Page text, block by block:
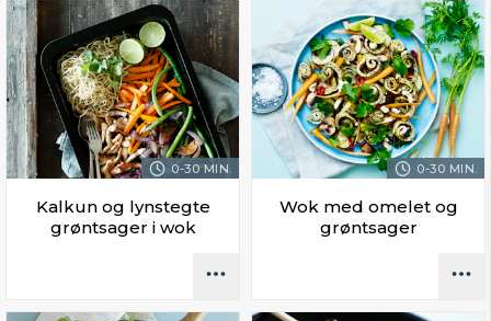
0-30 MIN.
Kalkun og lynstegte
grøntsager i wok
0-30 MIN.
Wok med omelet og
grøntsager